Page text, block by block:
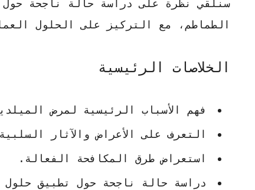
سنلقي نظرة على دراسة حالة ناجحة
الطماطم، مع التركيز على الحلول
الخلاصات الرئيسية
فهم الأسباب الرئيسية لمرض
التعرف على الأعراض والآثار
استعراض طرق المكافحة الفعالة.
دراسة حالة ناجحة حول تطبيق حلول